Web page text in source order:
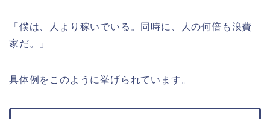
「僕は、人より稼いでいる。同時に、人の何倍も浪費
家だ。」
具体例をこのように挙げられています。